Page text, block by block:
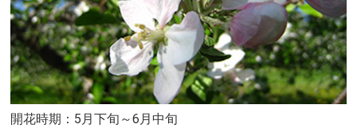
開花時期：5月下旬～6月中旬